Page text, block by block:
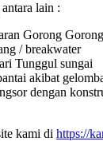
lain :
Gorong Gorong
/ breakwater
Tunggul sungai
akibat
dengan
kami di https://